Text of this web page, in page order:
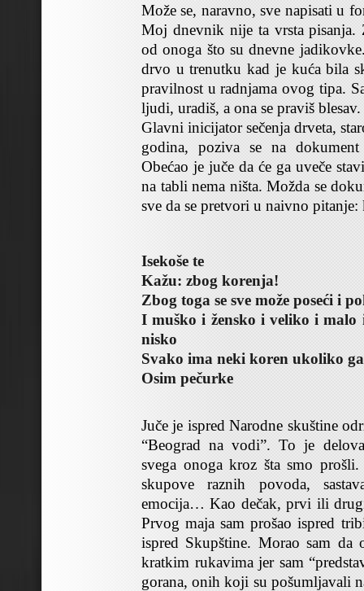
Može se, naravno, sve napisati u
Moj dnevnik nije ta vrsta pisanja.
od onoga što su dnevne
drvo u trenutku kad je kuća bila
pravilnost u radnjama ovog tipa.
ljudi, uradiš, a ona se praviš blesav.
Glavni inicijator sečenja drveta,
godina, poziva se na
Obećao je juče da će ga uveče
na tabli nema ništa. Možda se
sve da se pretvori u naivno
Isekoše te
Kažu: zbog korenja!
Zbog toga se sve može poseći i
I muško i žensko i veliko i
nisko
Svako ima neki koren ukoliko
Osim pečurke
Juče je ispred Narodne skuštine
“Beograd na vodi”. To je
svega onoga kroz šta smo
skupove raznih povoda,
emocija… Kao dečak, prvi ili
Prvog maja sam prošao ispred
ispred Skupštine. Morao sam da
kratkim rukavima jer sam
gorana, onih koji su pošumljavali